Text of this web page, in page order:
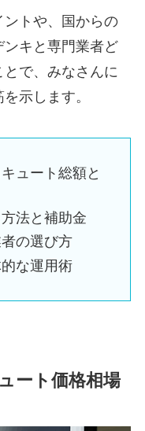
トや、国からの
キと専門業者ど
で、みなさんに
示します。
ュート総額と
法と補助金
の選び方
な運用術
ート価格相場